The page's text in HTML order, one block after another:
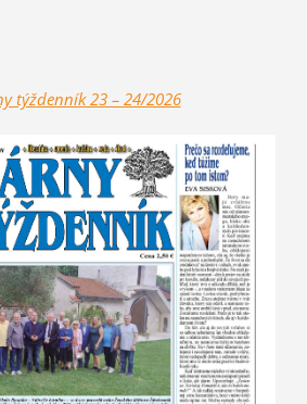
týždenník 23 – 24/2026